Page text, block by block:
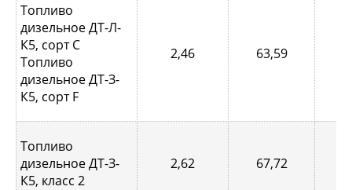
Топливо
дизельное ДТ-Л-
К5, сорт С
Топливо
дизельное ДТ-З-
К5, сорт F
2,46 63,59
Топливо
дизельное ДТ-З-
К5, класс 2
2,62 67,72